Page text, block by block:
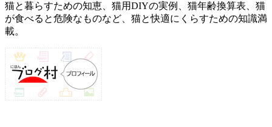
猫と暮らすための知恵、猫用DIYの実例、猫年齢換算表、猫
が食べると危険なものなど、猫と快適にくらすための知識満
載。